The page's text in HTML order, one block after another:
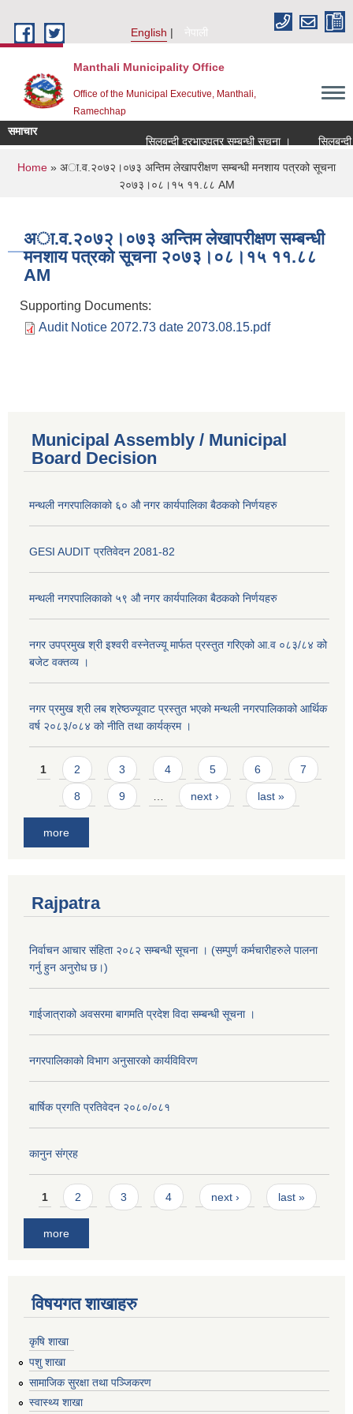
English
नेपाली
Manthali Municipality Office
Office of the Municipal Executive, Manthali,
Ramechhap
समाचार
सिलबन्दी दरभाउपत्र सम्बन्धी सूचना ।
सिलबन्दी
You are here
Home » अा‍.व.२०७२।०७३ अन्तिम लेखापरीक्षण सम्बन्धी मनशाय पत्रको सूचना
२०७३।०८।१५ ११.८८ AM
अा‍.व.२०७२।०७३ अन्तिम लेखापरीक्षण सम्बन्धी
मनशाय पत्रको सूचना २०७३।०८।१५ ११.८८
AM
Supporting Documents:
Audit Notice 2072.73 date 2073.08.15.pdf
Municipal Assembly / Municipal
Board Decision
मन्थली नगरपालिकाको ६० औ नगर कार्यपालिका बैठकको निर्णयहरु
GESI AUDIT प्रतिवेदन 2081-82
मन्थली नगरपालिकाको ५९ औ नगर कार्यपालिका बैठकको निर्णयहरु
नगर उपप्रमुख श्री इश्वरी वस्नेतज्यू मार्फत प्रस्तुत गरिएको आ.व ०८३/८४ को
बजेट वक्तव्य ।
नगर प्रमुख श्री लब श्रेष्ठज्यूवाट प्रस्तुत भएको मन्थली नगरपालिकाको आर्थिक
वर्ष २०८३/०८४ को नीति तथा कार्यक्रम ।
Pages
1 2 3 4 5 6 7
8 9 next › last »
more
Rajpatra
निर्वाचन आचार संहिता २०८२ सम्बन्धी सूचना । (सम्पुर्ण कर्मचारीहरुले पालना
गर्नु हुन अनुरोध छ।)
गाईजात्राको अवसरमा बागमति प्रदेश विदा सम्बन्धी सूचना ।
नगरपालिकाको विभाग अनुसारको कार्यविविरण
बार्षिक प्रगति प्रतिवेदन २०८०/०८१
कानुन संग्रह
Pages
1 2 3 4 next › last »
more
विषयगत शाखाहरु
कृषि शाखा
पशु शाखा
सामाजिक सुरक्षा तथा पञ्जिकरण
स्वास्थ्य शाखा